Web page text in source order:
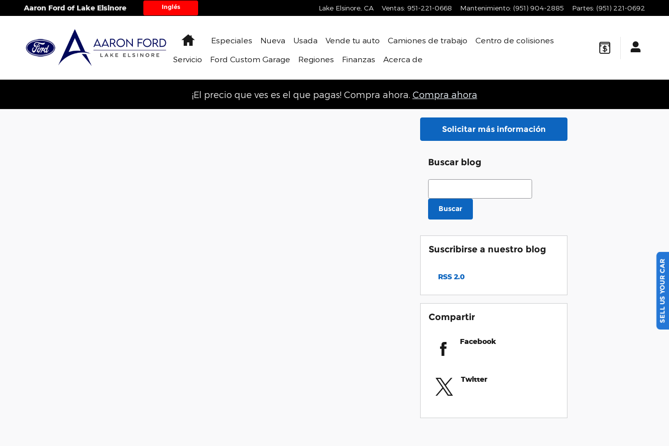
Saltar al contenido principal
Aaron Ford of Lake Elsinore Lake Elsinore CA Ventas: 951-221-0668 Mantenimiento: (951) 904-2885 Partes: (951) 221-0692
Inglés
HomeEspeciales Nueva Usada Vende tu auto Camiones de trabajo
Centro de colisiones
Servicio
Ford Custom Garage Regiones Finanzas Acerca de
¡El precio que ves es el que pagas! Compra ahora. Compra ahora
Solicitar más información
Buscar blog
Buscar blog
Buscar
Suscribirse a nuestro blog
RSS 2.0
Compartir
Facebook
Twitter
SELL US YOUR CAR